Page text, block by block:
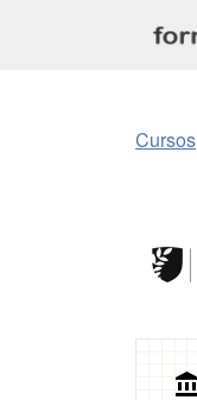
Cursos